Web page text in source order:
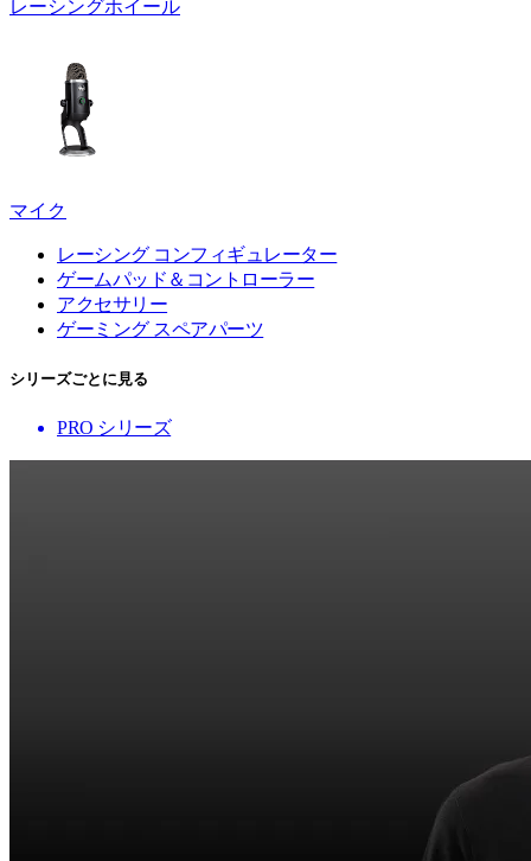
レーシングホイール
マイク
レーシング コンフィギュレーター
ゲームパッド＆コントローラー
アクセサリー
ゲーミング スペアパーツ
シリーズごとに見る
PRO シリーズ